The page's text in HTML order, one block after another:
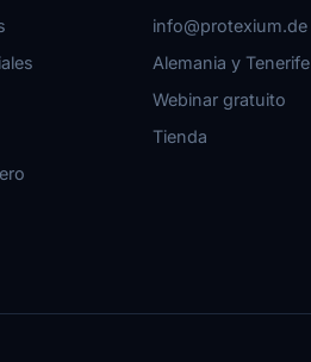
info@protexium.de
Alemania y Tenerife
Webinar gratuito
Tienda